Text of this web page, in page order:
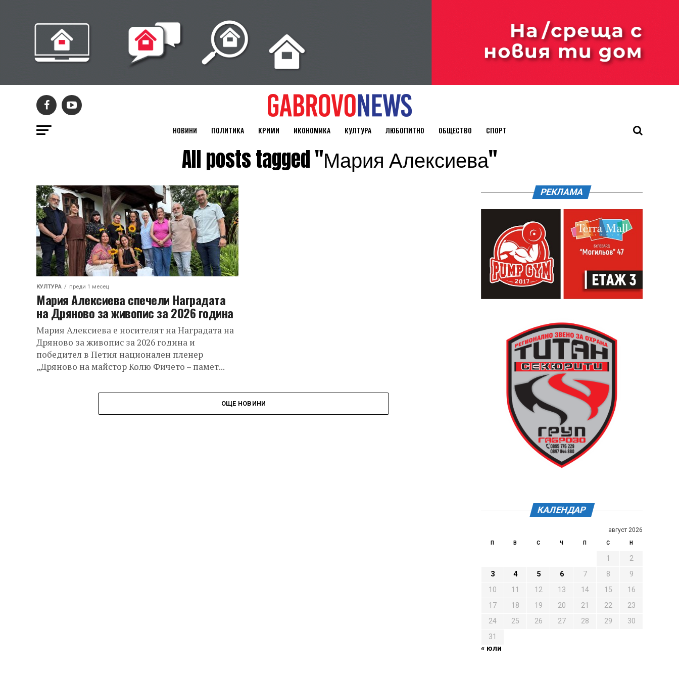
НОВИНИ ПОЛИТИКА КРИМИ ИКОНОМИКА КУЛТУРА ЛЮБОПИТНО ОБЩЕСТВО СПОРТ
All posts tagged "Мария Алексиева"
КУЛТУРА преди 1 месец
Мария Алексиева спечели Наградата
на Дряново за живопис за 2026 година
Мария Алексиева е носителят на Наградата на
Дряново за живопис за 2026 година и
победител в Петия национален пленер
„Дряново на майстор Колю Фичето – памет...
ОЩЕ НОВИНИ
РЕКЛАМА
КАЛЕНДАР
август 2026
П В С Ч П С Н
1
2
3
4 5 6 7 8
9
10
11 12 13 14 15
16
17
18 19 20 21 22
23
24
25 26 27 28 29
30
31
« юли